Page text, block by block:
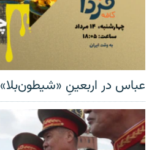
عباس در اربعینِ «شیطون‌بلا»